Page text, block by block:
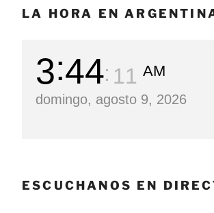
LA HORA EN
3 44 12 AM
domingo, agosto 9, 2026
ESCUCHANOS EN